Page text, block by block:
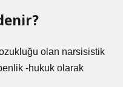
olan narsisistik
-hukuk olarak